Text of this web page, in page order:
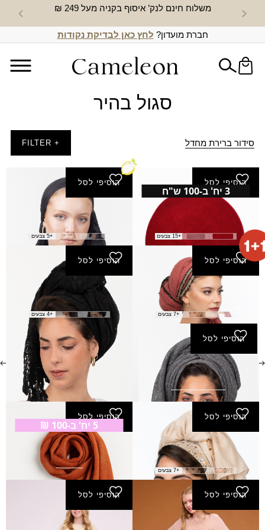
משלוח חינם לנק’ איסוף בקניה מעל 249 ₪ חדש
חברת מועדון? לחץ כאן לבדיקת נקודות
סגול בהיר
סידור ברירת מחדל + FILTER
3 יח' ב-100 ש"ח
הוסיפי לסל
ברט חלק
₪ 35.00
+15 צבעים
הוסיפי לסל
צעיף אלעד
₪
40.00
+5 צבעים
הוסיפי לסל
צעיף בנימין
₪50.00
+7 צבעים
הוסיפי לסל
צעיף יהלי
₪110.00
+4 צבעים
הוסיפי לסל
צעיף כץ
₪50.00
הוסיפי לסל
צעיף עננה
₪50.00
+7 צבעים
5 יח' ב-100 ₪
הוסיפי לסל
צעיף רעיה
₪25.00
הוסיפי לסל
שמלת יגל - סגול-בהיר
הוסיפי לסל
שמלת יגל - שמנת